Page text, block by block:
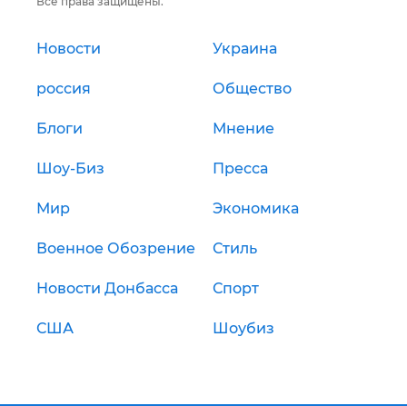
Новости Украина
россия Общество
Блоги Мнение
Шоу-Биз Пресса
Мир Экономика
Военное Обозрение Стиль
Новости Донбасса Спорт
США Шоубиз